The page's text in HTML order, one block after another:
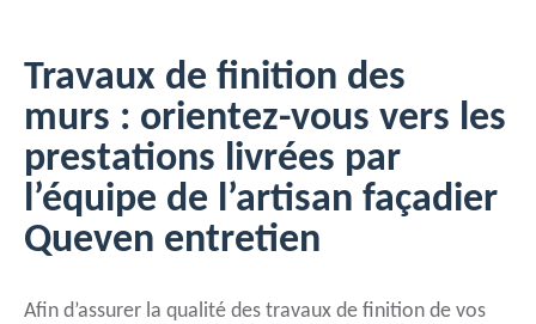
Travaux de finition des
murs : orientez-vous vers les
prestations livrées par
l’équipe de l’artisan façadier
Queven entretien
Afin d’assurer la qualité des travaux de finition de vos